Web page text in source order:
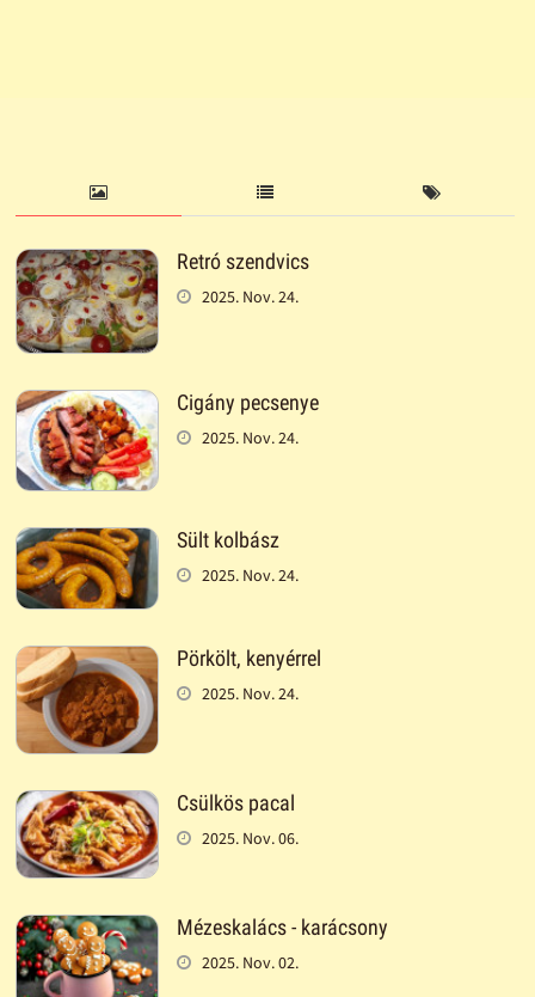
Retró szendvics
2025. Nov. 24.
Cigány pecsenye
2025. Nov. 24.
Sült kolbász
2025. Nov. 24.
Pörkölt, kenyérrel
2025. Nov. 24.
Csülkös pacal
2025. Nov. 06.
Mézeskalács - karácsony
2025. Nov. 02.